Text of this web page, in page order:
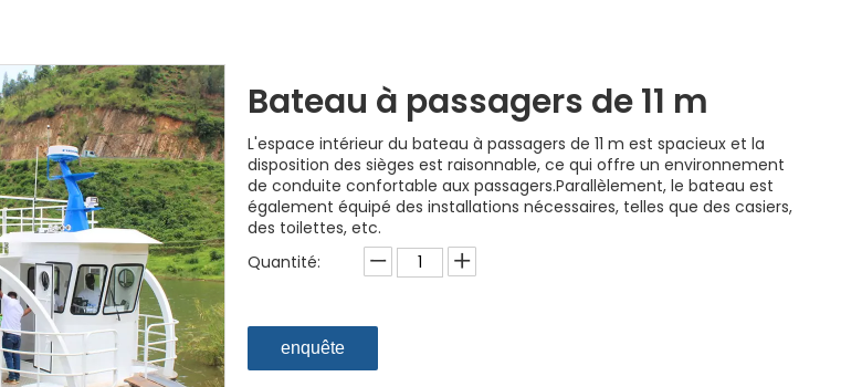
Bateau à passagers de 11 m
L'espace intérieur du bateau à passagers de 11 m est spacieux et la
disposition des sièges est raisonnable, ce qui offre un environnement
de conduite confortable aux passagers.Parallèlement, le bateau est
également équipé des installations nécessaires, telles que des casiers,
des toilettes, etc.
Quantité:
enquête